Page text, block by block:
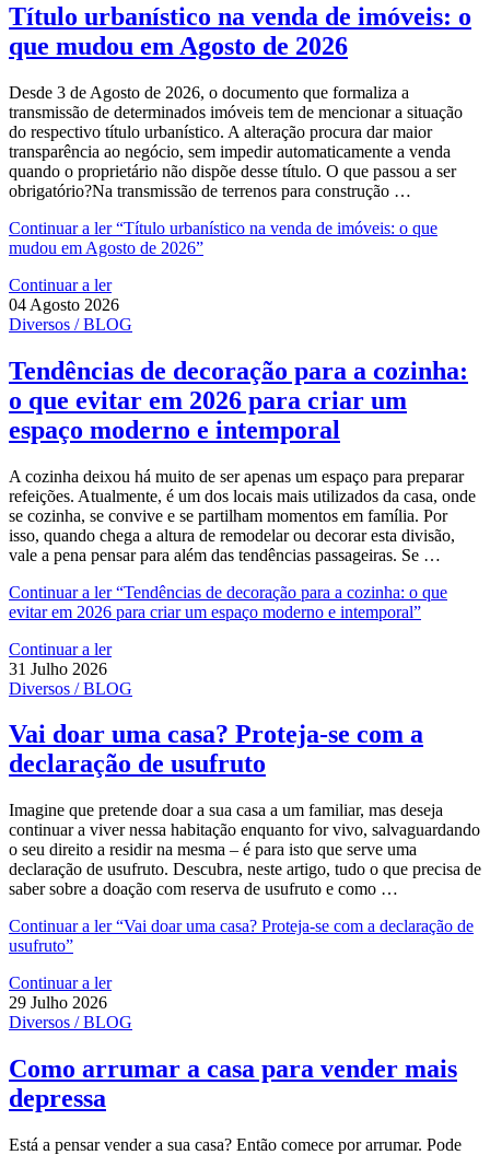
Título urbanístico na venda de imóveis: o
que mudou em Agosto de 2026
Desde 3 de Agosto de 2026, o documento que formaliza a
transmissão de determinados imóveis tem de mencionar a situação
do respectivo título urbanístico. A alteração procura dar maior
transparência ao negócio, sem impedir automaticamente a venda
quando o proprietário não dispõe desse título. O que passou a ser
obrigatório?Na transmissão de terrenos para construção …
Continuar a ler“Título urbanístico na venda de imóveis: o que
mudou em Agosto de 2026”
Continuar a ler
04 Agosto 2026
Diversos / BLOG
Tendências de decoração para a cozinha:
o que evitar em 2026 para criar um
espaço moderno e intemporal
A cozinha deixou há muito de ser apenas um espaço para preparar
refeições. Atualmente, é um dos locais mais utilizados da casa, onde
se cozinha, se convive e se partilham momentos em família. Por
isso, quando chega a altura de remodelar ou decorar esta divisão,
vale a pena pensar para além das tendências passageiras. Se …
Continuar a ler“Tendências de decoração para a cozinha: o que
evitar em 2026 para criar um espaço moderno e intemporal”
Continuar a ler
31 Julho 2026
Diversos / BLOG
Vai doar uma casa? Proteja-se com a
declaração de usufruto
Imagine que pretende doar a sua casa a um familiar, mas deseja
continuar a viver nessa habitação enquanto for vivo, salvaguardando
o seu direito a residir na mesma – é para isto que serve uma
declaração de usufruto. Descubra, neste artigo, tudo o que precisa de
saber sobre a doação com reserva de usufruto e como …
Continuar a ler“Vai doar uma casa? Proteja-se com a declaração de
usufruto”
Continuar a ler
29 Julho 2026
Diversos / BLOG
Como arrumar a casa para vender mais
depressa
Está a pensar vender a sua casa? Então comece por arrumar. Pode